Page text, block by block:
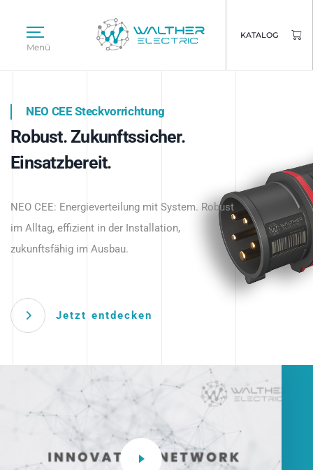
Menü
KATALOG
Intelligente Stromverteilung
beginnt hier.
NEO CEE Steckvorrichtung
Robust. Zukunftssicher.
Einsatzbereit.
NEO CEE: Energieverteilung mit System. Robust
im Alltag, effizient in der Installation,
zukunftsfähig im Ausbau.
Jetzt entdecken
Intelligenz trifft Energie.
Anwendungen – robust, IP-geschützt und
zukunftsfähig.